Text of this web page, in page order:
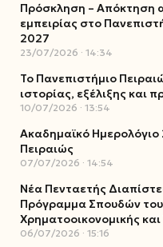
Πρόσκληση – Απόκτηση
εμπειρίας στο
2027
23/07/2026 14:34
Το Πανεπιστήμιο
ιστορίας, εξέλιξης και
10/07/2026 13:54
Ακαδημαϊκό
Πειραιώς
07/07/2026 14:54
Νέα Πενταετής
Πρόγραμμα Σπουδών
Χρηματοοικονομικής
06/07/2026 15:16